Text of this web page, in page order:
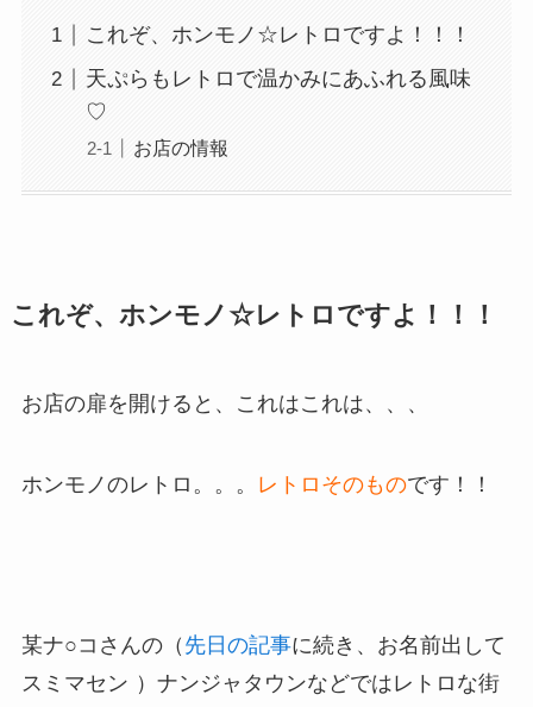
これぞ、ホンモノ☆レトロですよ！！！
天ぷらもレトロで温かみにあふれる風味
♡
お店の情報
これぞ、ホンモノ☆レトロですよ！！！
お店の扉を開けると、これはこれは、、、
ホンモノのレトロ。。。 レトロそのものです！！
某ナ○コさんの（ 先日の記事に続き、お名前出して
スミマセン ）ナンジャタウンなどではレトロな街